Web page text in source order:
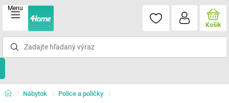
Menu
Košík
Nábytok Police a poličky